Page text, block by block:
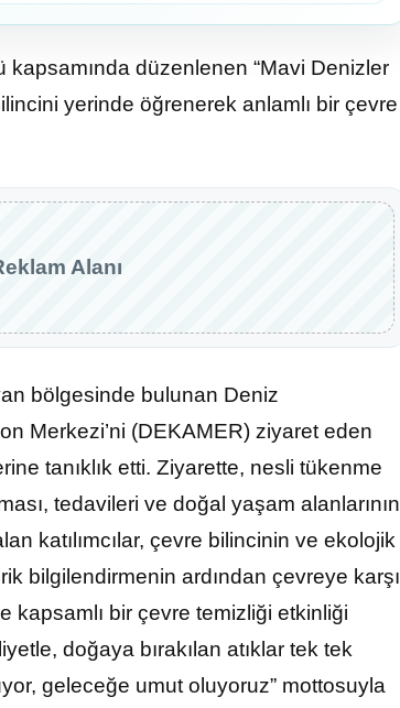
kapsamında düzenlenen “Mavi Denizler
yerinde öğrenerek anlamlı bir çevre
Alanı
bölgesinde bulunan Deniz
Merkezi’ni (DEKAMER) ziyaret eden
tanıklık etti. Ziyarette, nesli tükenme
tedavileri ve doğal yaşam alanlarının
katılımcılar, çevre bilincinin ve ekolojik
bilgilendirmenin ardından çevreye karşı
bir çevre temizliği etkinliği
doğaya bırakılan atıklar tek tek
geleceğe umut oluyoruz” mottosuyla